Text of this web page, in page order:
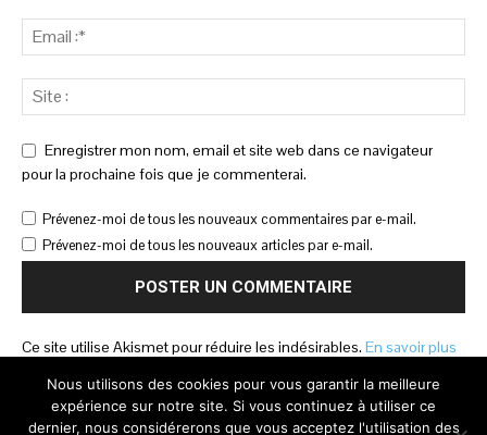
Enregistrer mon nom, email et site web dans ce navigateur
pour la prochaine fois que je commenterai.
Prévenez-moi de tous les nouveaux commentaires par e-mail.
Prévenez-moi de tous les nouveaux articles par e-mail.
Ce site utilise Akismet pour réduire les indésirables. En savoir plus
Nous utilisons des cookies pour vous garantir la meilleure
expérience sur notre site. Si vous continuez à utiliser ce
dernier, nous considérerons que vous acceptez l'utilisation des